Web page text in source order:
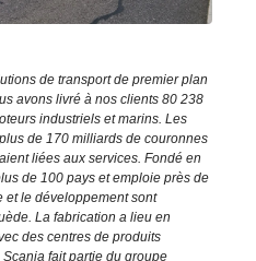
de transport de premier plan
avons livré à nos clients 80 238
industriels et marins. Les
de 170 milliards de couronnes
liées aux services. Fondé en
de 100 pays et emploie près de
et le développement sont
La fabrication a lieu en
des centres de produits
fait partie du groupe